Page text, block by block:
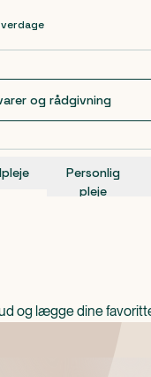
Personlig
pleje
og lægge dine